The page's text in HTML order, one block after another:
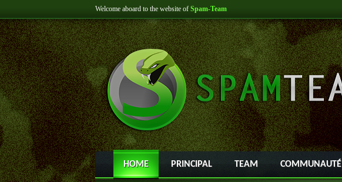
Welcome aboard to the website of Spam-Team
HOME PRINCIPAL TEAM COMMUNAUTÉ